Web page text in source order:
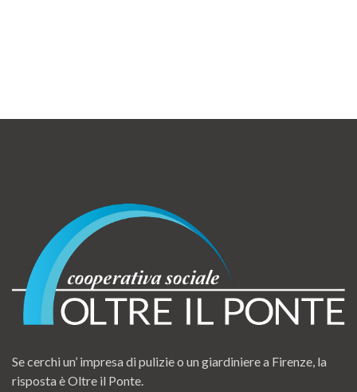
Se cerchi un’ impresa di pulizie o un giardiniere a Firenze, la
risposta è Oltre il Ponte.